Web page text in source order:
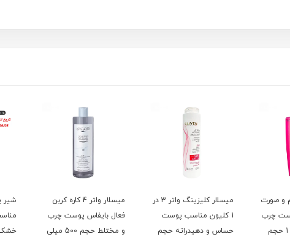
و صورت
چرب
و معمولی شماره 1 حجم
میسلار کلیزینگ واتر 3 در
1 کلیون مناسب پوست
حساس و دهیدراته حجم
میسلار واتر 4 کاره کربن
فعال بایفاس پوست چرب
و مختلط حجم 500 میلی
شیر